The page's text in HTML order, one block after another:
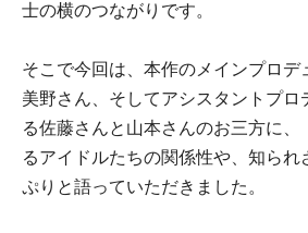
士の横のつながりです。
そこで今回は、本作のメインプロデ
美野さん、そしてアシスタントプロ
る佐藤さんと山本さんのお三方に、
るアイドルたちの関係性や、知られ
ぷりと語っていただきました。